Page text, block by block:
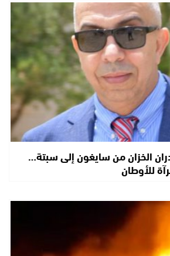
الخزان من سايغون إلى سبتة…
للأوطان